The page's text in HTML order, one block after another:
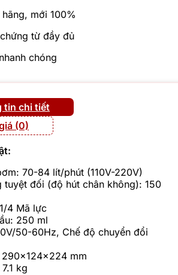
mới 100%
từ đầy đủ
chóng
tin chi tiết
(0)
70-84 lít/phút (110V-220V)
tuyệt đối (độ hút chân không): 150
4 Mã lực
250 ml
50-60Hz, Chế độ chuyển đổi
mm
kg